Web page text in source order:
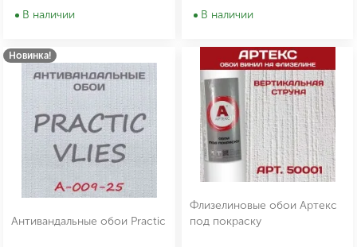
В наличии В наличии
Новинка!
Антивандальные обои Practic
Флизелиновые обои Артекс
под покраску